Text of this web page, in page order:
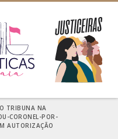
TRIBUNA NA
CORONEL-POR-
AUTORIZAÇÃO